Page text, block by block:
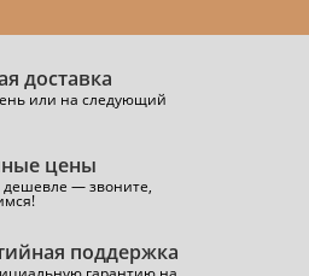
доставка
или на следующий
цены
дешевле — звоните,
поддержка